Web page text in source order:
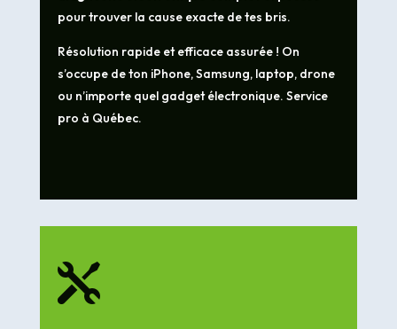
pour trouver la cause exacte de tes bris.
Résolution rapide et efficace assurée ! On
s’occupe de ton iPhone, Samsung, laptop, drone
ou n’importe quel gadget électronique. Service
pro à Québec.
